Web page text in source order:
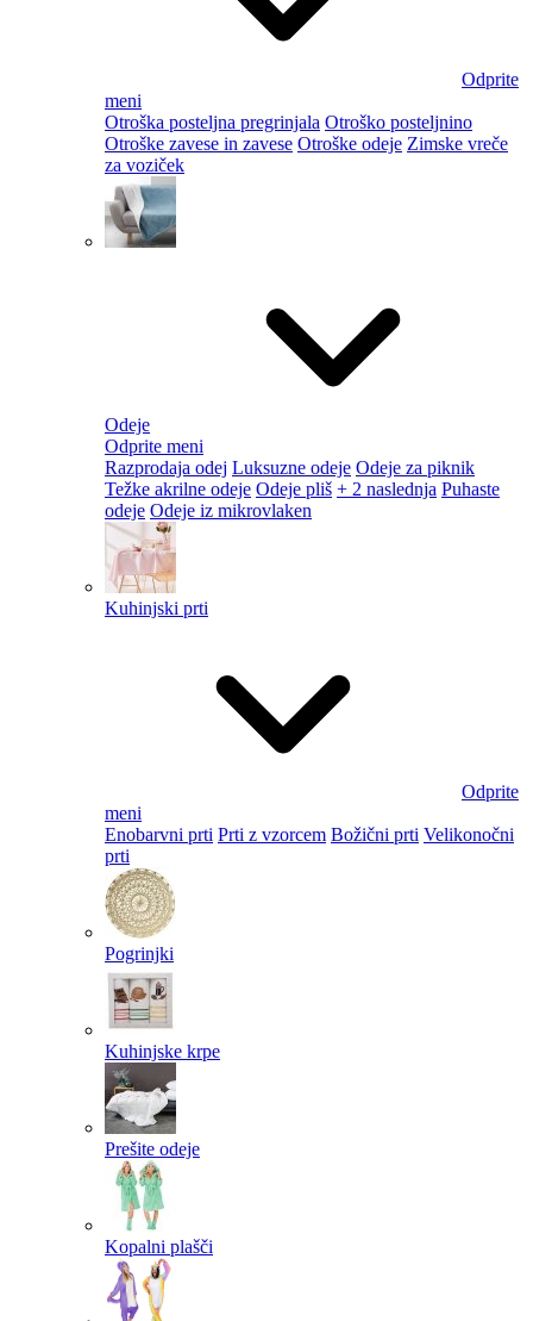
Odprite
meni
Otroška posteljna pregrinjala Otroško posteljnino
Otroške zavese in zavese Otroške odeje Zimske vreče
za voziček
Odeje
Odprite meni
Razprodaja odej Luksuzne odeje Odeje za piknik
Težke akrilne odeje Odeje pliš + 2 naslednja Puhaste
odeje Odeje iz mikrovlaken
Kuhinjski prti
Odprite
meni
Enobarvni prti Prti z vzorcem Božični prti Velikonočni
prti​
Pogrinjki
Kuhinjske krpe
Prešite odeje
Kopalni plašči